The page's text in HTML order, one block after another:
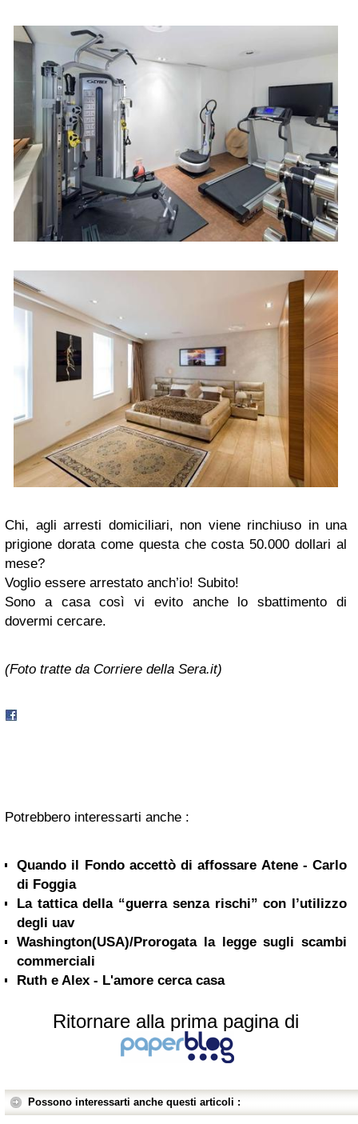
Chi, agli arresti domiciliari, non viene rinchiuso in una
prigione dorata come questa che costa 50.000 dollari al
mese?
Voglio essere arrestato anch’io! Subito!
Sono a casa così vi evito anche lo sbattimento di
dovermi cercare.
(Foto tratte da Corriere della Sera.it)
Potrebbero interessarti anche :
Quando il Fondo accettò di affossare Atene - Carlo
di Foggia
La tattica della “guerra senza rischi” con l’utilizzo
degli uav
Washington(USA)/Prorogata la legge sugli scambi
commerciali
Ruth e Alex - L'amore cerca casa
Ritornare alla prima pagina di
Possono interessarti anche questi articoli :